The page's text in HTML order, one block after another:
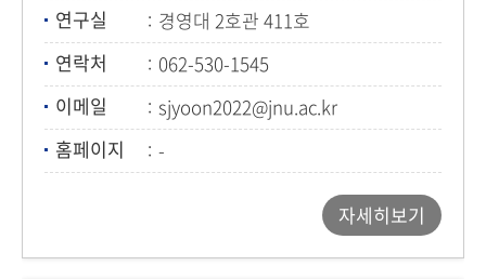
연구실
경영대 2호관 411호
연락처
062-530-1545
이메일
sjyoon2022@jnu.ac.kr
홈페이지
-
자세히보기